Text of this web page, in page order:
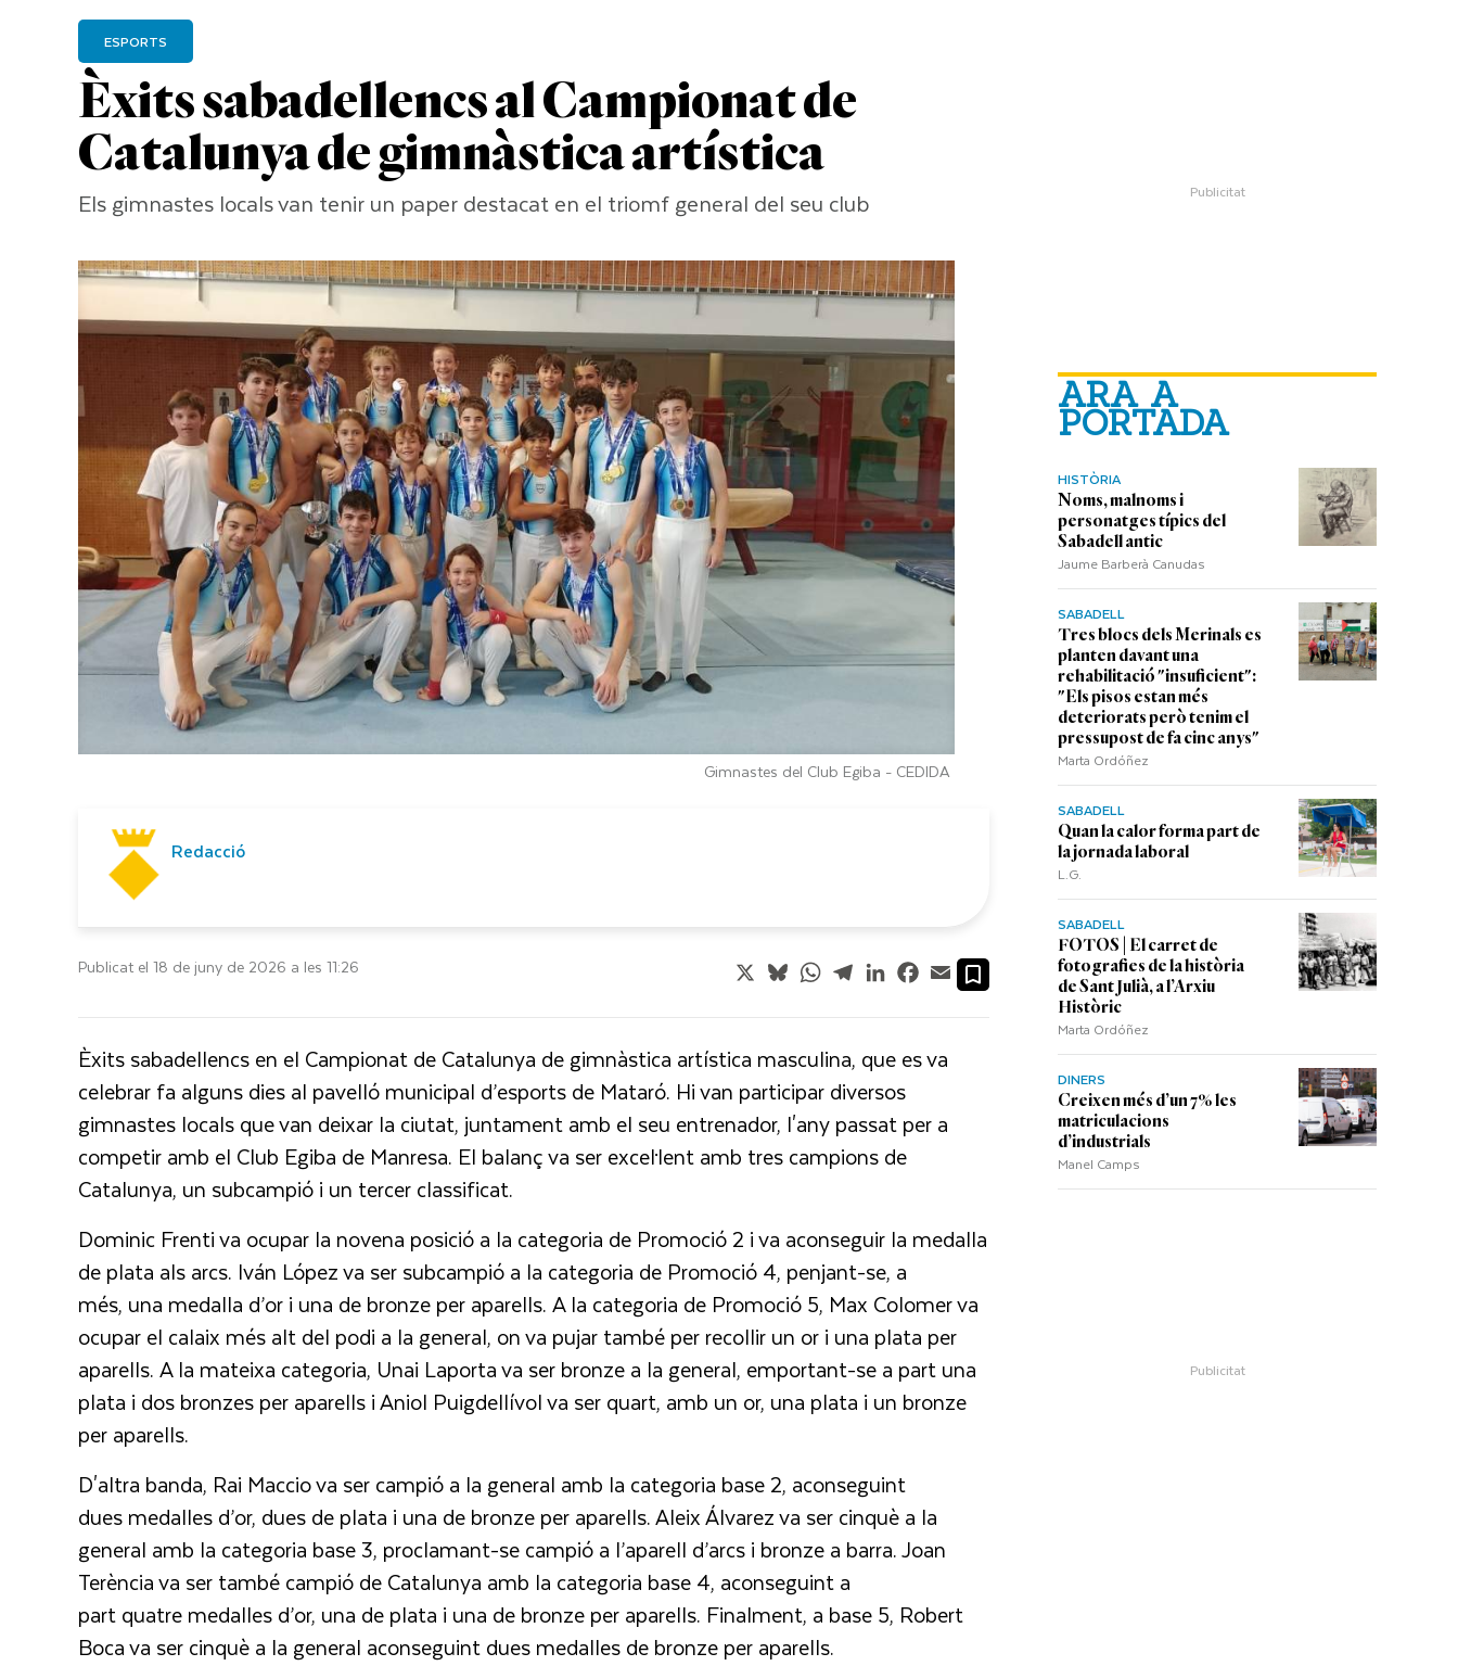
ARA A
PORTADA
HISTÒRIA
Noms, malnoms i
personatges típics del
Sabadell antic
Jaume Barberà Canudas
SABADELL
Tres blocs dels Merinals es
planten davant una
rehabilitació "insuficient":
"Els pisos estan més
deteriorats però tenim el
pressupost de fa cinc anys"
Marta Ordóñez
SABADELL
Quan la calor forma part de
la jornada laboral
L.G.
SABADELL
FOTOS | El carret de
fotografies de la història
de Sant Julià, a l’Arxiu
Històric
Marta Ordóñez
DINERS
Creixen més d’un 7% les
matriculacions
d’industrials
Manel Camps
Èxits sabadellencs al Campionat de
Catalunya de gimnàstica artística
ESPORTS
Els gimnastes locals van tenir un paper destacat en el triomf general del seu club
Gimnastes del Club Egiba - CEDIDA
Redacció
Publicat el 18 de juny de 2026 a les 11:26 X BlueskyWhatsApp
TelegramLinkedInFacebook
Email
Èxits sabadellencs en el Campionat de Catalunya de gimnàstica artística masculina, que es va
celebrar fa alguns dies al pavelló municipal d’esports de Mataró. Hi van participar diversos
gimnastes locals que van deixar la ciutat, juntament amb el seu entrenador, l'any passat per a
competir amb el Club Egiba de Manresa. El balanç va ser excel·lent amb tres campions de
Catalunya, un subcampió i un tercer classificat.
Dominic Frenti va ocupar la novena posició a la categoria de Promoció 2 i va aconseguir la medalla
de plata als arcs. Iván López va ser subcampió a la categoria de Promoció 4, penjant-se, a
més, una medalla d’or i una de bronze per aparells. A la categoria de Promoció 5, Max Colomer va
ocupar el calaix més alt del podi a la general, on va pujar també per recollir un or i una plata per
aparells. A la mateixa categoria, Unai Laporta va ser bronze a la general, emportant-se a part una
plata i dos bronzes per aparells i Aniol Puigdellívol va ser quart, amb un or, una plata i un bronze
per aparells.
D'altra banda, Rai Maccio va ser campió a la general amb la categoria base 2, aconseguint
dues medalles d’or, dues de plata i una de bronze per aparells. Aleix Álvarez va ser cinquè a la
general amb la categoria base 3, proclamant-se campió a l’aparell d’arcs i bronze a barra. Joan
Terència va ser també campió de Catalunya amb la categoria base 4, aconseguint a
part quatre medalles d’or, una de plata i una de bronze per aparells. Finalment, a base 5, Robert
Boca va ser cinquè a la general aconseguint dues medalles de bronze per aparells.